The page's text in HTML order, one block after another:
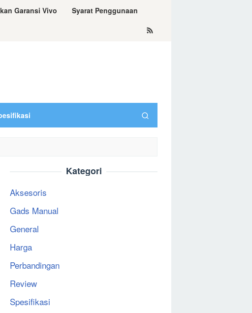
Garansi Vivo Syarat Penggunaan
Kategori
Aksesoris
Gads Manual
General
Harga
Perbandingan
Review
Spesifikasi